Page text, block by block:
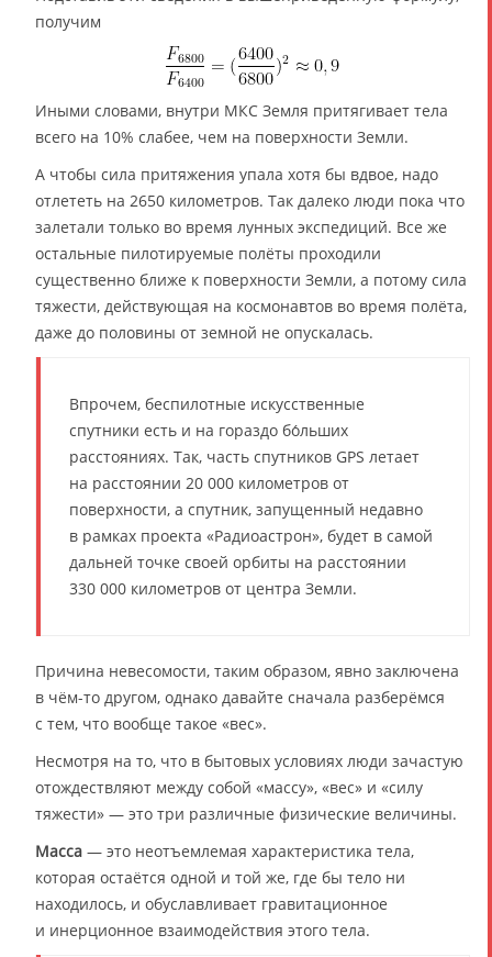
получим
Иными словами, внутри МКС Земля притягивает тела
всего на 10% слабее, чем на поверхности Земли.
А чтобы сила притяжения упала хотя бы вдвое, надо
отлететь на 2650 километров. Так далеко люди пока что
залетали только во время лунных экспедиций. Все же
остальные пилотируемые полёты проходили
существенно ближе к поверхности Земли, а потому сила
тяжести, действующая на космонавтов во время полёта,
даже до половины от земной не опускалась.
Впрочем, беспилотные искусственные
спутники есть и на гораздо бо́льших
расстояниях. Так, часть спутников GPS летает
на расстоянии 20 000 километров от
поверхности, а спутник, запущенный недавно
в рамках проекта «Радиоастрон», будет в самой
дальней точке своей орбиты на расстоянии
330 000 километров от центра Земли.
Причина невесомости, таким образом, явно заключена
в чём-то другом, однако давайте сначала разберёмся
с тем, что вообще такое «вес».
Несмотря на то, что в бытовых условиях люди зачастую
отождествляют между собой «массу», «вес» и «силу
тяжести» — это три различные физические величины.
Масса — это неотъемлемая характеристика тела,
которая остаётся одной и той же, где бы тело ни
находилось, и обуславливает гравитационное
и инерционное взаимодействия этого тела.